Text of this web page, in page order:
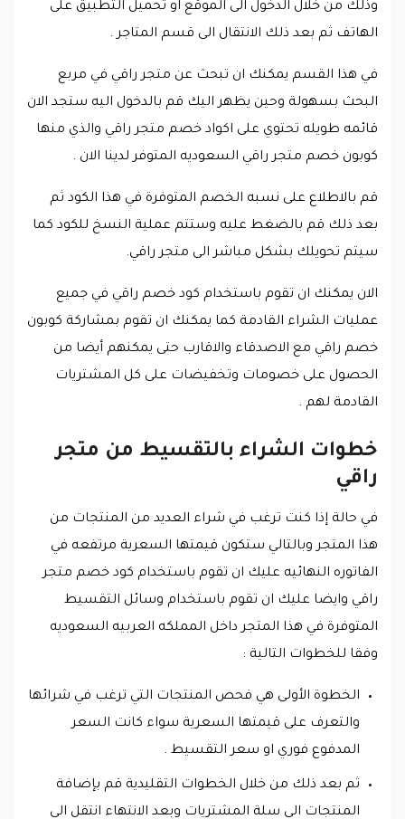
وذلك من خلال الدخول الى الموقع او تحميل التطبيق على
الهاتف ثم بعد ذلك الانتقال الى قسم المتاجر .
في هذا القسم يمكنك ان تبحث عن متجر راقي في مربع
البحث بسهولة وحين يظهر اليك قم بالدخول اليه ستجد الان
قائمه طويله تحتوي على اكواد خصم متجر راقي والذي منها
كوبون خصم متجر راقي السعوديه المتوفر لدينا الان .
قم بالاطلاع على نسبه الخصم المتوفرة في هذا الكود ثم
بعد ذلك قم بالضغط عليه وستتم عملية النسخ للكود كما
سيتم تحويلك بشكل مباشر الى متجر راقي.
الان يمكنك ان تقوم باستخدام كود خصم راقي في جميع
عمليات الشراء القادمة كما يمكنك ان تقوم بمشاركة كوبون
خصم راقي مع الاصدقاء والاقارب حتى يمكنهم أيضا من
الحصول على خصومات وتخفيضات على كل المشتريات
القادمة لهم .
خطوات الشراء بالتقسيط من متجر
راقي
في حالة إذا كنت ترغب في شراء العديد من المنتجات من
هذا المتجر وبالتالي ستكون قيمتها السعرية مرتفعه في
الفاتوره النهائيه عليك ان تقوم باستخدام كود خصم متجر
راقي وايضا عليك ان تقوم باستخدام وسائل التقسيط
المتوفرة في هذا المتجر داخل المملكه العربيه السعوديه
وفقا للخطوات التالية :
الخطوة الأولى هي فحص المنتجات التي ترغب في شرائها
والتعرف على قيمتها السعرية سواء كانت السعر
المدفوع فوري او سعر التقسيط .
ثم بعد ذلك من خلال الخطوات التقليدية قم بإضافة
المنتجات الى سلة المشتريات وبعد الانتهاء انتقل الى